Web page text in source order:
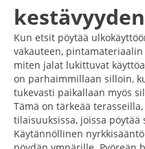
kestävyyden
Kun etsit pöytää
vakauteen,
miten jalat lukittuvat
on parhaimmillaan silloin,
tukevasti paikallaan myös
Tämä on tärkeää
tilaisuuksissa, joissa
Käytännöllinen